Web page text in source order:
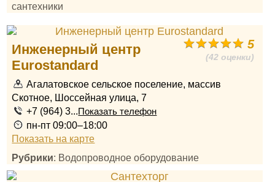
сантехники
5
(42 оценки)
Инженерный центр
Eurostandard
Агалатовское сельское поселение, массив
Скотное, Шоссейная улица, 7
+7 (964) 3...Показать телефон
пн-пт 09:00–18:00
Показать на карте
Рубрики: Водопроводное оборудование